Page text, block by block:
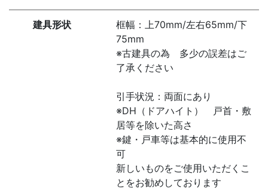
建具形状
框幅：上70mm/左右65mm/下
75mm
※古建具の為 多少の誤差はご
了承ください
引手状況：両面にあり
※DH（ドアハイト） 戸首・敷
居等を除いた高さ
※鍵・戸車等は基本的に使用不
可
新しいものをご使用いただくこ
とをお勧めしております